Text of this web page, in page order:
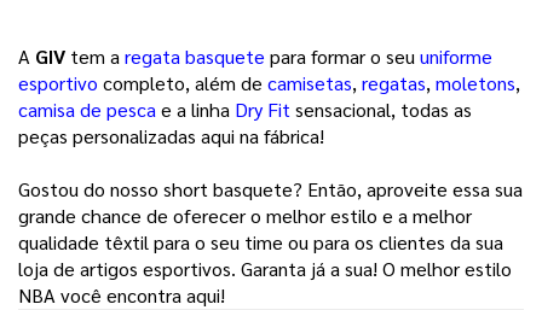
A GIV tem aregata basquete para formar o seuuniforme
esportivo completo, além de camisetas,regatas,moletons,
camisa de pescae a linha Dry Fitsensacional, todas as
peças personalizadas aqui na fábrica!
Gostou do nosso short basquete? Então, aproveite essa sua
grande chance de oferecer o melhor estilo e a melhor
qualidade têxtil para o seu time ou para os clientes da sua
loja de artigos esportivos. Garanta já a sua! O melhor estilo
NBA você encontra aqui!